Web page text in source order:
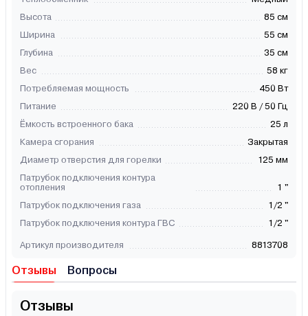
Высота
85 см
Ширина
55 см
Глубина
35 см
Вес
58 кг
Потребляемая мощность
450 Вт
Питание
220 В / 50 Гц
Ёмкость встроенного бака
25 л
Камера сгорания
Закрытая
Диаметр отверстия для горелки
125 мм
Патрубок подключения контура
отопления
1 "
Патрубок подключения газа
1/2 "
Патрубок подключения контура ГВС
1/2 "
Артикул производителя 8813708
Отзывы Вопросы
Отзывы